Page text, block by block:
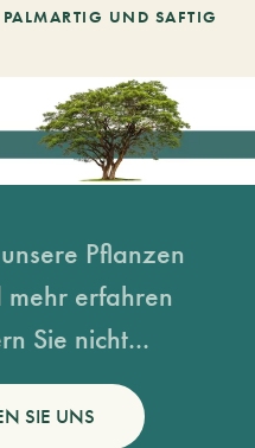
PALMARTIG UND SAFTIG
Pflanzen
mehr erfahren
Sie nicht...
SIE UNS